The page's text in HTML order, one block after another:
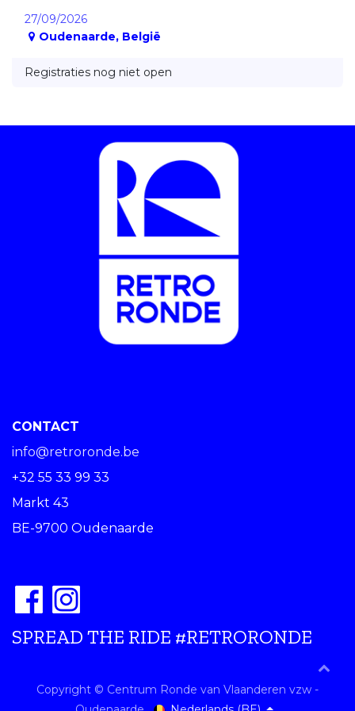
27/09/2026
Oudenaarde, België
Registraties nog niet open
CONTACT
info@retroronde.be
+32 55 33 99 33
Markt 43
BE-9700 Oudenaarde
SPREAD THE RIDE #RETRORONDE
Copyright © Centrum Ronde van Vlaanderen vzw -